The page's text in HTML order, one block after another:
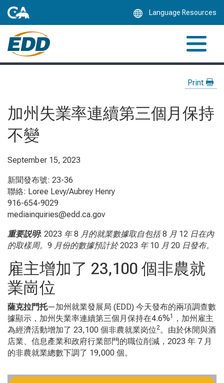
Language Resources
Print
加州失業率連續第三個月保持
不變
September 15, 2023
新聞發布號: 23-36
聯絡: Loree Levy/Aubrey Henry
916-654-9029
mediainquiries@edd.ca.gov
重要説明: 2023 年8 月的就業數據取自包括8 月 12 日在內
的取樣周。 9 月份的數據預計於2023 年10 月 20 日發布。
雇主增加了 23,100 個非農就
業崗位
薩克拉門托—加州就業發展局 (EDD) 今天發布的兩項調查數
據顯示，加州失業率連續第三個月保持在4.6%1
，加州雇主
為經濟活動增加了 23,100 個非農就業岗位2。由於休閒與酒
店業、信息產業和政府行業部門的職位削減， 2023 年 7 月
的非農就業總數下調了 19,000 個。